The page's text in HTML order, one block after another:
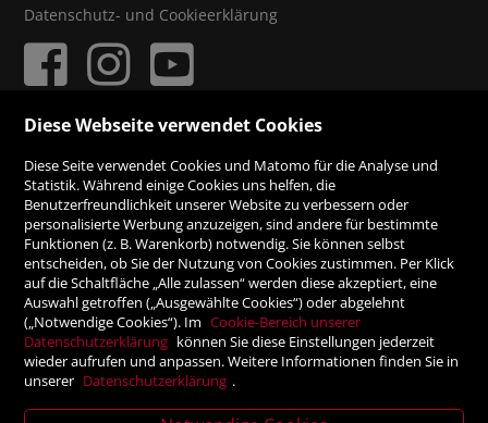
Datenschutz- und Cookieerklärung
Rechnung
Vorauskasse
SICHER ONLINE SHOPPEN!
Diese Webseite verwendet Cookies
Diese Seite verwendet Cookies und Matomo für die Analyse und
Statistik. Während einige Cookies uns helfen, die
Benutzerfreundlichkeit unserer Website zu verbessern oder
personalisierte Werbung anzuzeigen, sind andere für bestimmte
Funktionen (z. B. Warenkorb) notwendig. Sie können selbst
entscheiden, ob Sie der Nutzung von Cookies zustimmen. Per Klick
auf die Schaltfläche „Alle zulassen“ werden diese akzeptiert, eine
Auswahl getroffen („Ausgewählte Cookies“) oder abgelehnt
(„Notwendige Cookies“). Im Cookie-Bereich unserer
Datenschutzerklärung können Sie diese Einstellungen jederzeit
wieder aufrufen und anpassen. Weitere Informationen finden Sie in
unserer Datenschutzerklärung .